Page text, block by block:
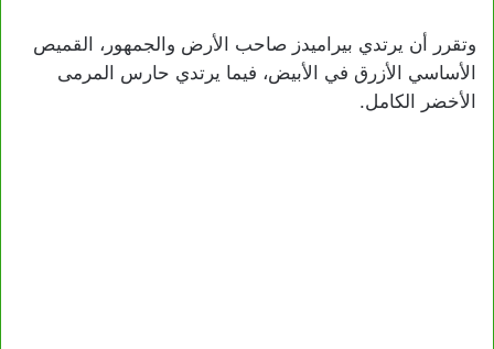
وتقرر أن يرتدي بيراميدز صاحب الأرض والجمهور، القميص
الأساسي الأزرق في الأبيض، فيما يرتدي حارس المرمى
الأخضر الكامل.